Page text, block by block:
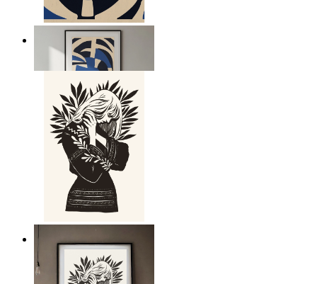
Nordic Graphic Shapes
14,95 €
Nordic Line Art Figure
Ab
14,95 €